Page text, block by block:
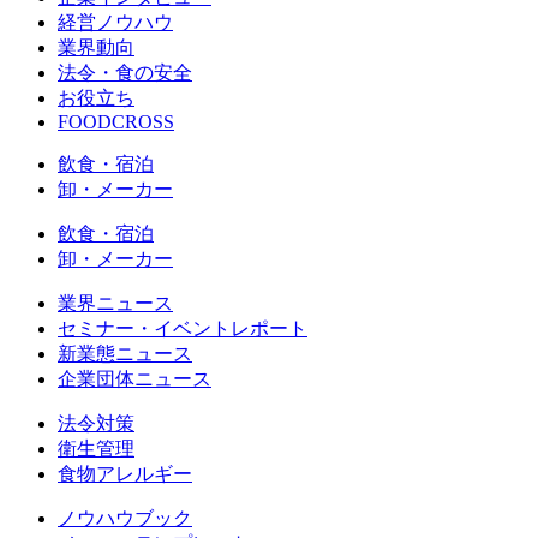
経営ノウハウ
業界動向
法令・食の安全
お役立ち
FOODCROSS
飲食・宿泊
卸・メーカー
飲食・宿泊
卸・メーカー
業界ニュース
セミナー・イベントレポート
新業態ニュース
企業団体ニュース
法令対策
衛生管理
食物アレルギー
ノウハウブック